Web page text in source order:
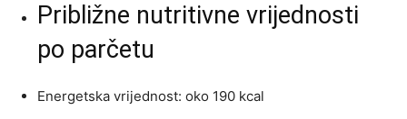
Približne nutritivne vrijednosti
po parčetu
Energetska vrijednost: oko 190 kcal